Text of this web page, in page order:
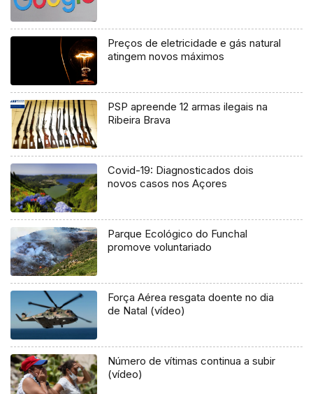
Preços de eletricidade e gás natural
atingem novos máximos
PSP apreende 12 armas ilegais na
Ribeira Brava
Covid-19: Diagnosticados dois
novos casos nos Açores
Parque Ecológico do Funchal
promove voluntariado
Força Aérea resgata doente no dia
de Natal (vídeo)
Número de vítimas continua a subir
(vídeo)